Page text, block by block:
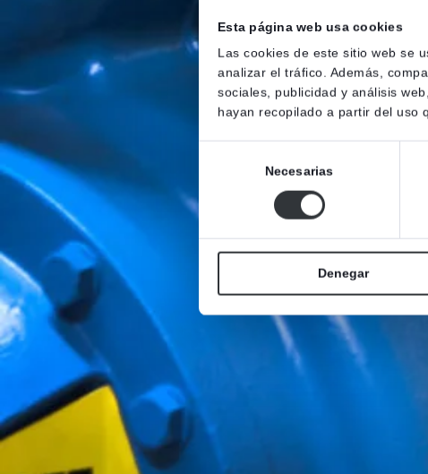
Esta página web usa cookies
Las cookies de este sitio web se
analizar el tráfico. Además,
sociales, publicidad y análisis
hayan recopilado a partir del uso
consentimiento
Necesarias
Denegar